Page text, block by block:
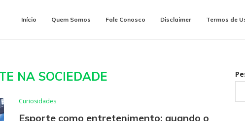
Início Quem Somos Fale Conosco Disclaimer Termos de
NA SOCIEDADE
Curiosidades
Esporte como entretenimento: quando o